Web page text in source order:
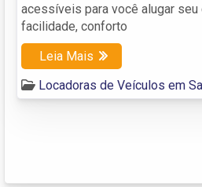
acessíveis para você alugar seu
facilidade, conforto
Leia Mais
Locadoras de Veículos em